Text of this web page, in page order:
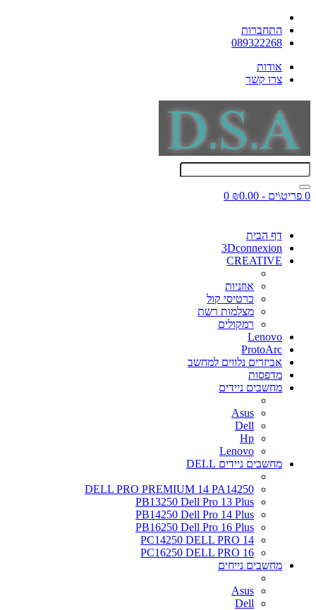
התחברות
089322268
אודות
צרו קשר
0 פריט\ים - ₪0.00 0
דף הבית
3Dconnexion
CREATIVE
אוזניות
כרטיסי קול
מצלמות רשת
רמקולים
Lenovo
ProtoArc
אביזרים נלווים למחשב
מדפסות
מחשבים ניידים
Asus
Dell
Hp
Lenovo
מחשבים ניידים DELL
DELL PRO PREMIUM 14 PA14250
PB13250 Dell Pro 13 Plus
PB14250 Dell Pro 14 Plus
PB16250 Dell Pro 16 Plus
PC14250 DELL PRO 14
PC16250 DELL PRO 16
מחשבים נייחים
Asus
Dell